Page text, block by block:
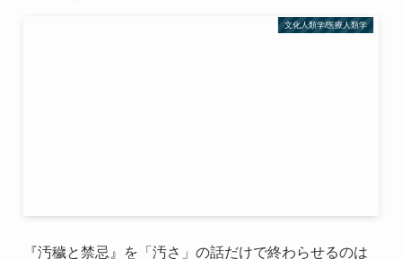
文化人類学/医療人類学
『汚穢と禁忌』を「汚さ」の話だけで終わらせるのは